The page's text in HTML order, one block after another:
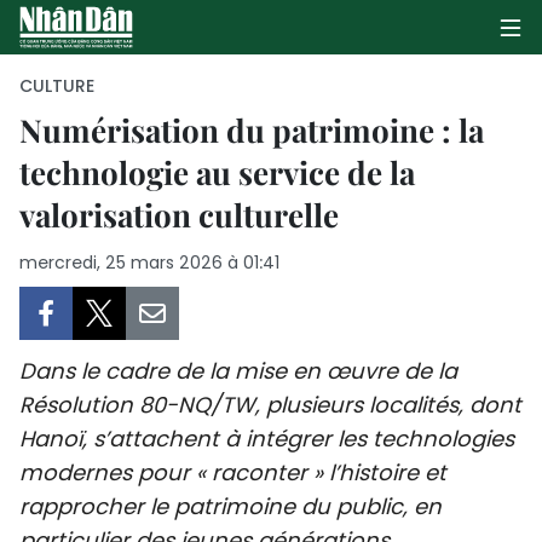
PAGE D'ACCUEIL
POLITIQUE
CULTURE
TOURISME
ENVIRONNEMENT
CULTURE
Numérisation du patrimoine : la
technologie au service de la
valorisation culturelle
mercredi, 25 mars 2026 à 01:41
Dans le cadre de la mise en œuvre de la
Résolution 80-NQ/TW, plusieurs localités, dont
Hanoï, s’attachent à intégrer les technologies
modernes pour « raconter » l’histoire et
rapprocher le patrimoine du public, en